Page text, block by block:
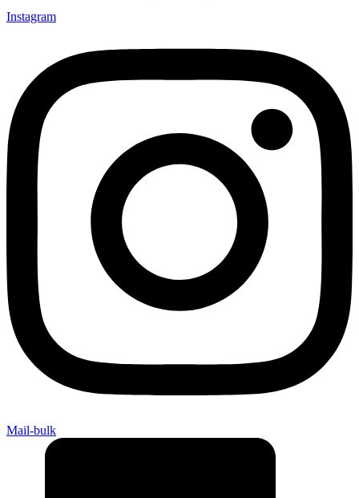
Instagram
Mail-bulk